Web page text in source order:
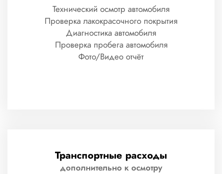
Технический осмотр автомобиля
Проверка лакокрасочного покрытия
Диагностика автомобиля
Проверка пробега автомобиля
Фото/Видео отчёт
Транспортные расходы
дополнительно к осмотру